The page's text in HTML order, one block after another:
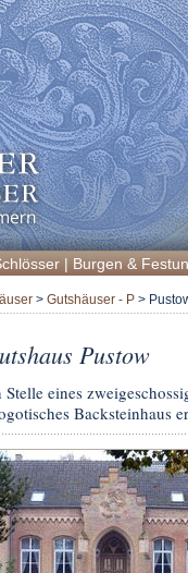
| Burgen &
> Gutshäuser - P>
Pustow
Stelle eines
Backsteinhaus